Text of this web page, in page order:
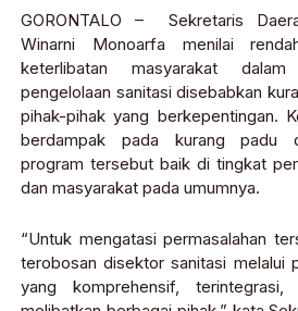
GORONTALO – Sekretaris
Winarni Monoarfa menilai
keterlibatan masyarakat
pengelolaan sanitasi disebabkan
pihak-pihak yang berkepentingan.
berdampak pada kurang padu
program tersebut baik di tingkat
dan masyarakat pada umumnya.
“Untuk mengatasi permasalahan
terobosan disektor sanitasi melalui
yang komprehensif,